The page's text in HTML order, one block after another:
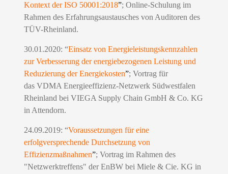
Kontext der ISO 50001:2018”; Online-Schulung im
Rahmen des Erfahrungsaustausches von Auditoren des
TÜV-Rheinland.
30.01.2020: “Einsatz von Energieleistungskennzahlen
zur Verbesserung der energiebezogenen Leistung und
Reduzierung der Energiekosten”; Vortrag für
das VDMA Energieeffizienz-Netzwerk Südwestfalen
Rheinland bei VIEGA Supply Chain GmbH & Co. KG
in Attendorn.
24.09.2019: “Voraussetzungen für eine
erfolgversprechende Durchsetzung von
Effizienzmaßnahmen”; Vortrag im Rahmen des
"Netzwerktreffens" der EnBW bei Miele & Cie. KG in